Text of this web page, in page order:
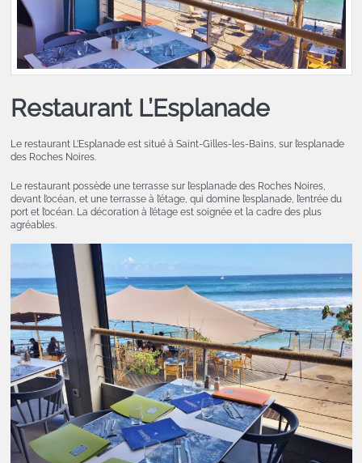
Restaurant L’Esplanade
Le restaurant L’Esplanade est situé à Saint-Gilles-les-Bains, sur l’esplanade
des Roches Noires.
Le restaurant possède une terrasse sur l’esplanade des Roches Noires,
devant l’océan, et une terrasse à l’étage, qui domine l’esplanade, l’entrée du
port et l’océan. La décoration à l’étage est soignée et la cadre des plus
agréables.